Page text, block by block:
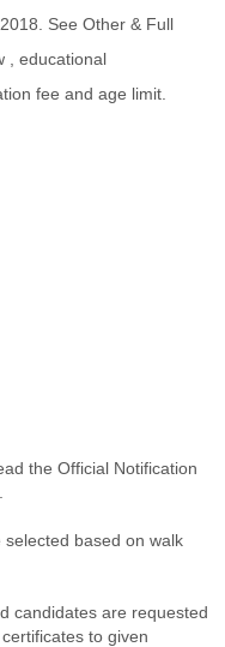
See Other & Full
, educational
fee and age limit.
the Official Notification
selected based on walk
candidates are requested
to given